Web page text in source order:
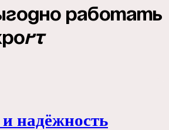
работать
rt
надёжность